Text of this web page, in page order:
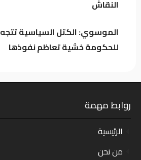
النقاش
الموسوي: الكتل السياسية
للحكومة خشية تعاظم نفوذها
روابط مهمة
الرئيسية
من نحن